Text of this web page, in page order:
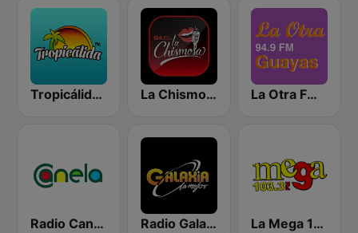
Tropicálida FM La Chismosa 104.1 La Otra FM - Guayaquil
Radio Canela Guayas Radio Galaxia La Mega 103.3 FM